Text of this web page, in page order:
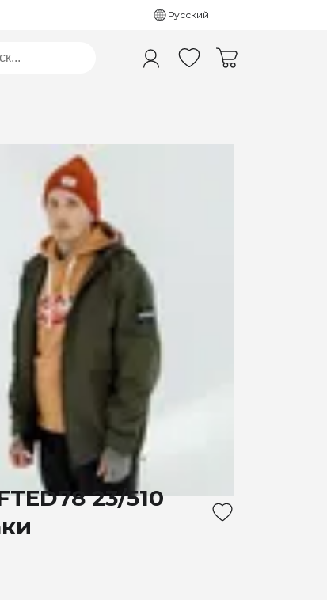
Русский
23/510